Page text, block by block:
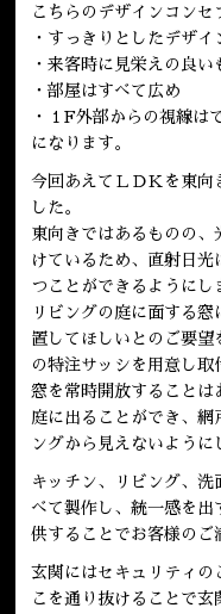
こちらのデザインコンセ
・すっきりとしたデザイ
・来客時に見栄えの良い
・部屋はすべて広め
・１F外部からの視線は
になります。
今回あえてＬＤＫを東向
した。
東向きではあるものの
けているため、直射日
つことができるようにし
リビングの庭に面する
置してほしいとのご要望
の特注サッシを用意し取
窓を常時開放することは
庭に出ることができ、網
ングから見えないように
キッチン、リビング、
べて製作し、統一感を
供することでお客様のご
玄関にはセキュリティの
こを通り抜けることで